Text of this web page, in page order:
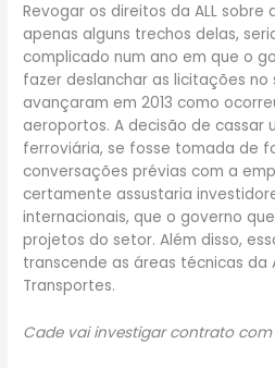
Revogar os direitos da ALL sobre
apenas alguns trechos delas,
complicado num ano em que o
fazer deslanchar as licitações
avançaram em 2013 como
aeroportos. A decisão de cassar
ferroviária, se fosse tomada de
conversações prévias com a
certamente assustaria
internacionais, que o governo
projetos do setor. Além disso,
transcende as áreas técnicas da
Transportes.
Cade vai investigar contrato com